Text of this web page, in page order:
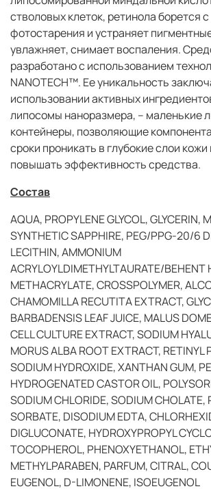
стволовых клеток, ретинола борется
фотостарения и устраняет
увлажняет, снимает воспаления.
разработано с использованием
NANOTECH™. Ее уникальность
использовании активных
липосомы наноразмера, – маленькие
контейнеры, позволяющие
сроки проникать в глубокие слои
повышать эффективность средства.
Состав
AQUA, PROPYLENE GLYCOL, GLYCERIN,
SYNTHETIC SAPPHIRE, PEG/PPG-20/6
LECITHIN, AMMONIUM
ACRYLOYLDIMETHYLTAURATE/BEHENT
METHACRYLATE, CROSSPOLYMER,
CHAMOMILLA RECUTITA EXTRACT,
BARBADENSIS LEAF JUICE, MALUS
CELL CULTURE EXTRACT, SODIUM
MORUS ALBA ROOT EXTRACT, RETINYL
SODIUM HYDROXIDE, XANTHAN GUM,
HYDROGENATED CASTOR OIL,
SODIUM CHLORIDE, SODIUM CHOLATE,
SORBATE, DISODIUM EDTA,
DIGLUCONATE, HYDROXYPROPYL
TOCOPHEROL, PHENOXYETHANOL,
METHYLPARABEN, PARFUM, CITRAL,
EUGENOL, D-LIMONENE, ISOEUGENOL